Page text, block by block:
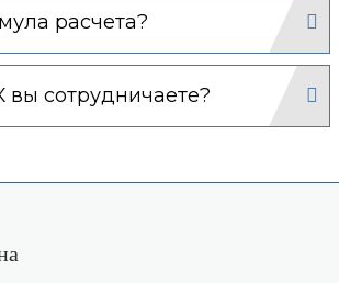
расчета?
вы сотрудничаете?